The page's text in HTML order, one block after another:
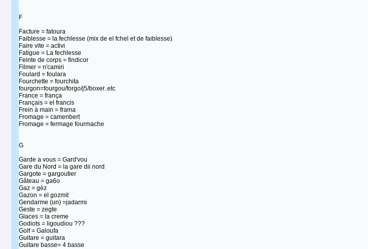
F
Facture = fatoura
Faiblesse = la fechlesse (mix de el fchel et de faiblesse)
Faire vite = activi
Fatigue = La fechlesse
Feinte de corps = findicor
Filmer = n'camiri
Foulard = foulara
Fourchette = fourchita
fourgon=fourgou/forgo/j5/boxer..etc
France = frança
Français = el francis
Frein à main = frama
Fromage = camenbert
Fromage = fermage fourmache
G
Garde a vous = Gard'vou
Gare du Nord = la gare dii nord
Gargote = gargoutier
Gâteau = ga6o
Gaz = gèz
Gazon = el gozmit
Gendarme (un) =jadarmi
Geste = zegte
Glaces = la creme
Godiots = ligoudiou ???
Golf = Galoufa
Guitare = guitara
Guitare basse= 4 basse